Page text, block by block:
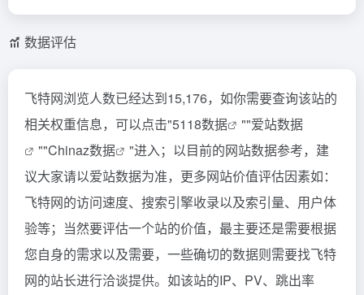
数据评估
飞特网浏览人数已经达到15,176，如你需要查询该站的
相关权重信息，可以点击"5118数据 ""爱站数据
""Chinaz数据
"进入；以目前的网站数据参考，建
议大家请以爱站数据为准，更多网站价值评估因素如：
飞特网的访问速度、搜索引擎收录以及索引量、用户体
验等；当然要评估一个站的价值，最主要还是需要根据
您自身的需求以及需要，一些确切的数据则需要找飞特
网的站长进行洽谈提供。如该站的IP、PV、跳出率